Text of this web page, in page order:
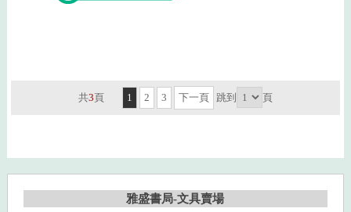
共3頁 1 2 3 下一頁 跳到 頁
雅盛書局-文具賣場